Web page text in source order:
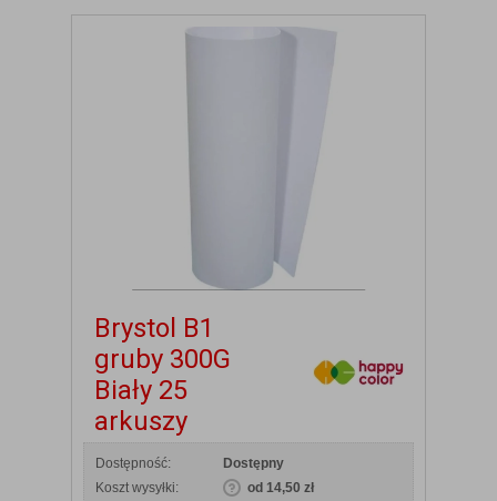
Brystol B1
gruby 300G
Biały 25
arkuszy
Dostępność:
Dostępny
Koszt wysyłki:
od 14,50 zł